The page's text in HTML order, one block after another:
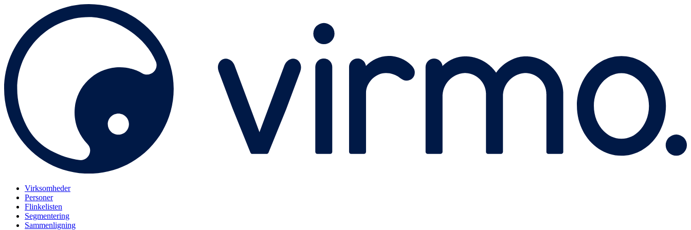
Virksomheder
Personer
Flinkelisten
Segmentering
Sammenligning